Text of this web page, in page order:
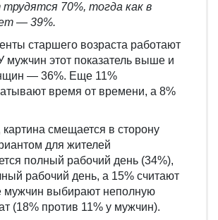
70%, тогда как в
— 39%.
старшего возраста работают
мужчин этот показатель выше и
— 36%. Еще 11%
время от времени, а 8%
смещается в сторону
для жителей
полный рабочий день (34%),
рабочий день, а 15% считают
мужчин выбирают неполную
(18% против 11% у мужчин).